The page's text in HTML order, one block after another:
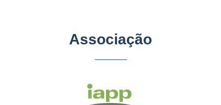
Associação